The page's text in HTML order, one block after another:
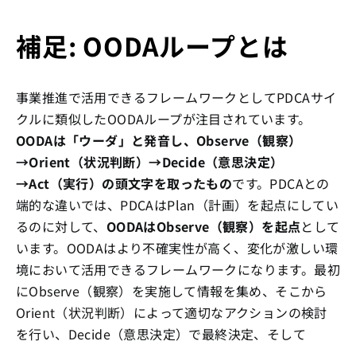
補足: OODAループとは
事業推進で活用できるフレームワークとしてPDCAサイ
クルに類似したOODAループが注目されています。
OODAは「ウーダ」と発音し、Observe（観察）
→Orient（状況判断）→Decide（意思決定）
→Act（実行）の頭文字を取ったものです。PDCAとの
端的な違いでは、PDCAはPlan（計画）を起点にしてい
るのに対して、 OODAはObserve（観察）を起点として
います。OODAはより不確実性が高く、変化が激しい環
境において活用できるフレームワークになります。最初
にObserve（観察）を実施して情報を集め、そこから
Orient（状況判断）によって適切なアクションの検討
を行い、Decide（意思決定）で最終決定、そして